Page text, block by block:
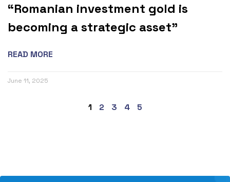
“Romanian investment gold is
becoming a strategic asset”
READ MORE
June 11, 2025
1 2 3 4 5